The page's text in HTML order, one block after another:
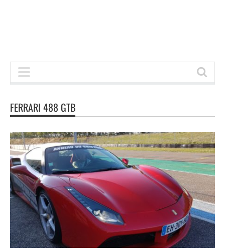
FERRARI 488 GTB